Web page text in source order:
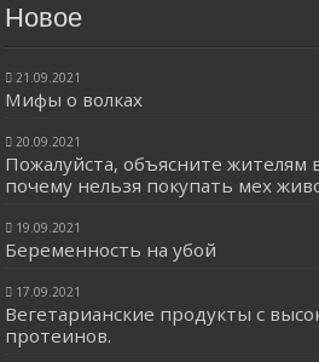
Новое
21.09.2021
Мифы о волках
20.09.2021
Пожалуйста, объясните жителям
почему нельзя покупать мех
19.09.2021
Беременность на убой
17.09.2021
Вегетарианские продукты с
протеинов.